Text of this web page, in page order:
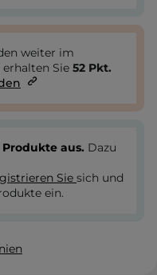
weiter im
erhalten Sie 52 Pkt.
aus. Dazu
Sie sich und
ein.